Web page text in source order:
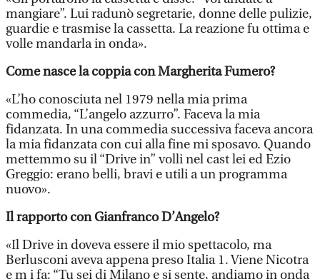
mangiare”. Lui radunò segretarie, donne delle pulizie,
guardie e trasmise la cassetta. La reazione fu ottima e
volle mandarla in onda».
Come nasce la coppia con Margherita Fumero?
«L’ho conosciuta nel 1979 nella mia prima
commedia, “L’angelo azzurro”. Faceva la mia
fidanzata. In una commedia successiva faceva ancora
la mia fidanzata con cui alla fine mi sposavo. Quando
mettemmo su il “Drive in” volli nel cast lei ed Ezio
Greggio: erano belli, bravi e utili a un programma
nuovo».
Il rapporto con Gianfranco D’Angelo?
«Il Drive in doveva essere il mio spettacolo, ma
Berlusconi aveva appena preso Italia 1. Viene Nicotra
e m i fa: “Tu sei di Milano e si sente, andiamo in onda